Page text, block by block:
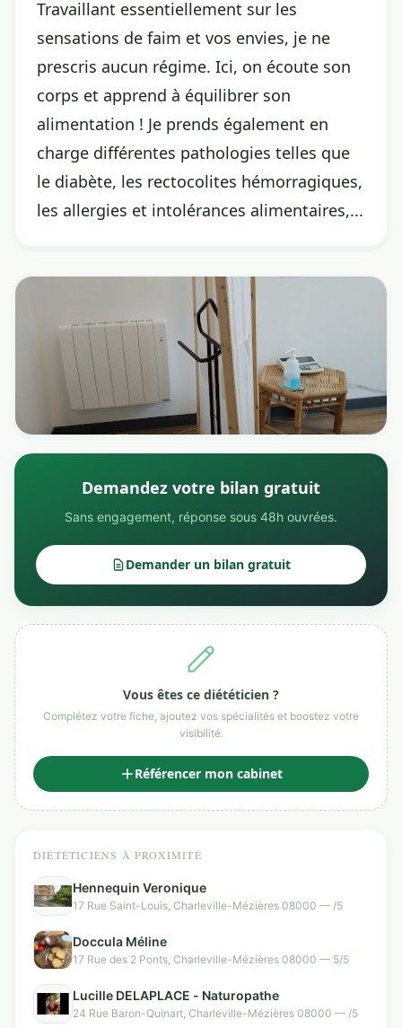
Travaillant essentiellement sur les
sensations de faim et vos envies, je ne
prescris aucun régime. Ici, on écoute son
corps et apprend à équilibrer son
alimentation ! Je prends également en
charge différentes pathologies telles que
le diabète, les rectocolites hémorragiques,
les allergies et intolérances alimentaires,...
Demandez votre bilan gratuit
Sans engagement, réponse sous 48h ouvrées.
Demander un bilan gratuit
Vous êtes ce diététicien ?
Complétez votre fiche, ajoutez vos spécialités et boostez votre
visibilité.
Référencer mon cabinet
DIÉTÉTICIENS À PROXIMITÉ
Hennequin Veronique
17 Rue Saint-Louis, Charleville-Mézières 08000 — /5
Doccula Méline
17 Rue des 2 Ponts, Charleville-Mézières 08000 — 5/5
Lucille DELAPLACE - Naturopathe
24 Rue Baron-Quinart, Charleville-Mézières 08000 — /5